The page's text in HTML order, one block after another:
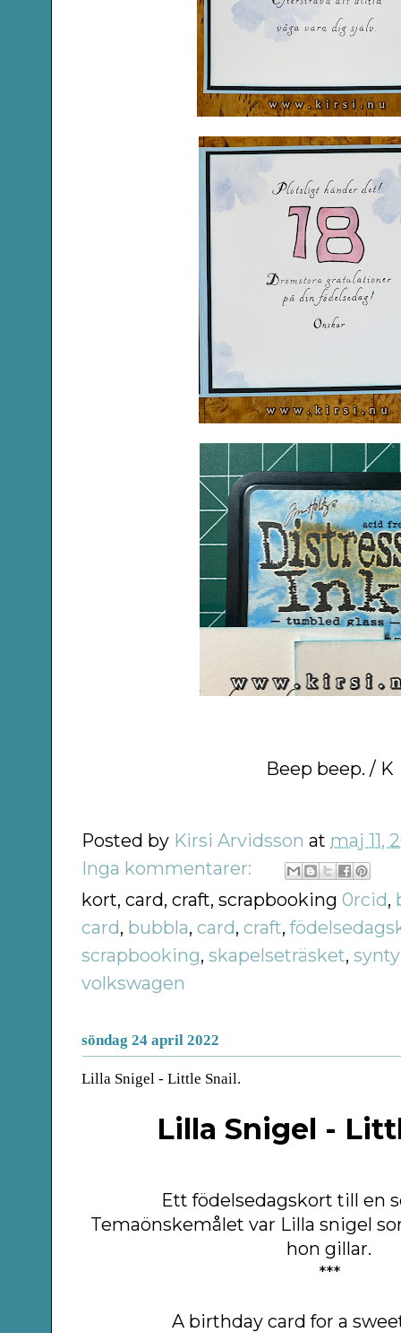
Beep beep. / K
Posted by Kirsi Arvidsson at maj 11,
Inga kommentarer:
kort, card, craft, scrapbooking0rcid,
card, bubbla,card,craft,
scrapbooking,skapelseträsket,
volkswagen
söndag 24 april 2022
Lilla Snigel - Little Snail.
Lilla Snigel -
Ett födelsedagskort till en
Temaönskemålet var Lilla snigel
hon gillar.
***
A birthday card for a